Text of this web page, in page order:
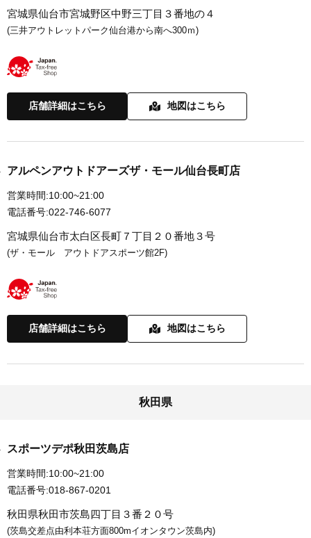
宮城県仙台市宮城野区中野三丁目３番地の４
(三井アウトレットパーク仙台港から南へ300ｍ)
店舗詳細はこちら 地図はこちら
アルペンアウトドアーズザ・モール仙台長町店
営業時間:10:00~21:00
電話番号:022-746-6077
宮城県仙台市太白区長町７丁目２０番地３号
(ザ・モール アウトドアスポーツ館2F)
店舗詳細はこちら 地図はこちら
秋田県
スポーツデポ秋田茨島店
営業時間:10:00~21:00
電話番号:018-867-0201
秋田県秋田市茨島四丁目３番２０号
(茨島交差点由利本荘方面800mイオンタウン茨島内)